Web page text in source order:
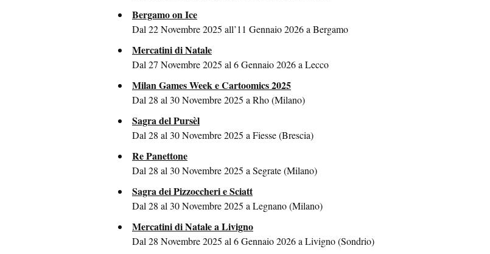
Bergamo on Ice
Dal 22 Novembre 2025 all’11 Gennaio 2026 a Bergamo
Mercatini di Natale
Dal 27 Novembre 2025 al 6 Gennaio 2026 a Lecco
Milan Games Week e Cartoomics 2025
Dal 28 al 30 Novembre 2025 a Rho (Milano)
Sagra del Pursèl
Dal 28 al 30 Novembre 2025 a Fiesse (Brescia)
Re Panettone
Dal 28 al 30 Novembre 2025 a Segrate (Milano)
Sagra dei Pizzoccheri e Sciatt
Dal 28 al 30 Novembre 2025 a Legnano (Milano)
Mercatini di Natale a Livigno
Dal 28 Novembre 2025 al 6 Gennaio 2026 a Livigno (Sondrio)